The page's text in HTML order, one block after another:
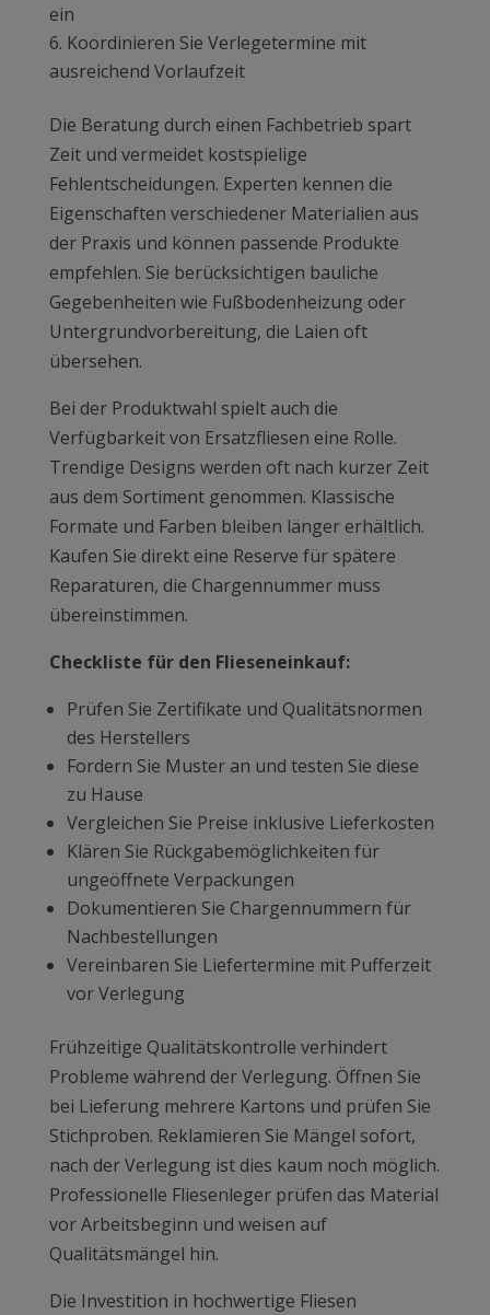
ein
Koordinieren Sie Verlegetermine mit
ausreichend Vorlaufzeit
Die Beratung durch einen Fachbetrieb spart
Zeit und vermeidet kostspielige
Fehlentscheidungen. Experten kennen die
Eigenschaften verschiedener Materialien aus
der Praxis und können passende Produkte
empfehlen. Sie berücksichtigen bauliche
Gegebenheiten wie Fußbodenheizung oder
Untergrundvorbereitung, die Laien oft
übersehen.
Bei der Produktwahl spielt auch die
Verfügbarkeit von Ersatzfliesen eine Rolle.
Trendige Designs werden oft nach kurzer Zeit
aus dem Sortiment genommen. Klassische
Formate und Farben bleiben länger erhältlich.
Kaufen Sie direkt eine Reserve für spätere
Reparaturen, die Chargennummer muss
übereinstimmen.
Checkliste für den Flieseneinkauf:
Prüfen Sie Zertifikate und Qualitätsnormen
des Herstellers
Fordern Sie Muster an und testen Sie diese
zu Hause
Vergleichen Sie Preise inklusive Lieferkosten
Klären Sie Rückgabemöglichkeiten für
ungeöffnete Verpackungen
Dokumentieren Sie Chargennummern für
Nachbestellungen
Vereinbaren Sie Liefertermine mit Pufferzeit
vor Verlegung
Frühzeitige Qualitätskontrolle verhindert
Probleme während der Verlegung. Öffnen Sie
bei Lieferung mehrere Kartons und prüfen Sie
Stichproben. Reklamieren Sie Mängel sofort,
nach der Verlegung ist dies kaum noch möglich.
Professionelle Fliesenleger prüfen das Material
vor Arbeitsbeginn und weisen auf
Qualitätsmängel hin.
Die Investition in hochwertige Fliesen